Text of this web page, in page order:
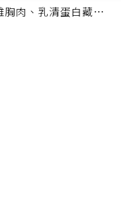
肉、乳清蛋白藏陷